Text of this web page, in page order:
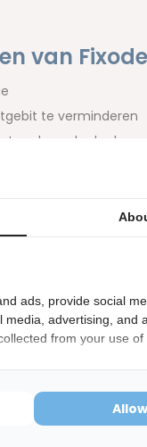
van
te verminderen
gedurende de dag
te
12 tubes van 40
Cellulose
ads, provide social
advertising,
from your use of